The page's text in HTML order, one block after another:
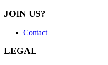
JOIN US?
Contact
LEGAL